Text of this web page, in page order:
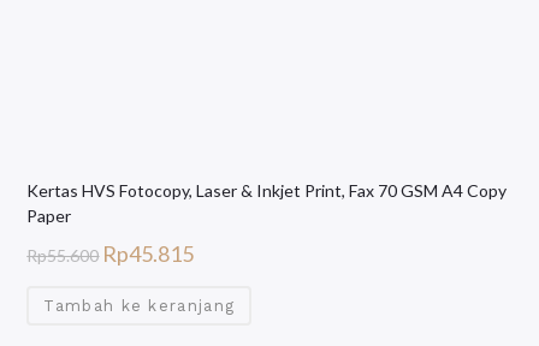
Kertas HVS Fotocopy, Laser & Inkjet Print, Fax 70 GSM A4 Copy
Paper
Rp55.600 Rp45.815
Tambah ke keranjang